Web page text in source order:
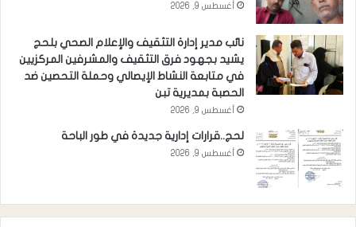
أغسطس 9, 2026
نائب مدير إدارة التثقيف والإعلام الصحي بلحج
يشيد بجهود فرق التثقيف والمشرفين المركزيين
في متابعة النشاط الإيصالي وحملة التحصين ضد
الحصبة بمديرية تبن
أغسطس 9, 2026
لحج..قرارات إدارية جديدة في طور الباحة
أغسطس 9, 2026